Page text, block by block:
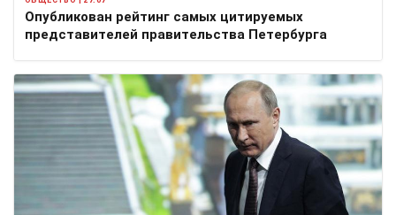
Опубликован рейтинг самых цитируемых
представителей правительства Петербурга